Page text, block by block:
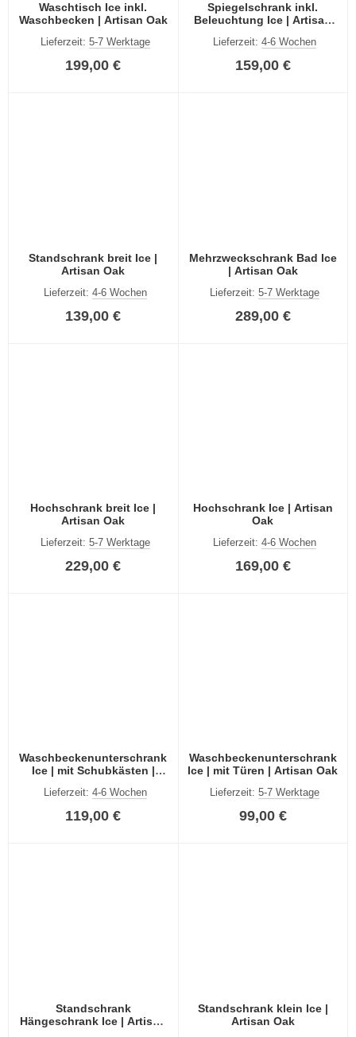
Waschtisch Ice inkl.
Waschbecken | Artisan Oak
Lieferzeit: 5-7 Werktage
199,00 €
Spiegelschrank inkl.
Beleuchtung Ice | Artisan
Lieferzeit:4-6 Wochen
159,00 €
Standschrank breit Ice |
Artisan Oak
Lieferzeit: 4-6 Wochen
139,00 €
Mehrzweckschrank Bad Ice
| Artisan Oak
Lieferzeit:5-7 Werktage
289,00 €
Hochschrank breit Ice |
Artisan Oak
Lieferzeit: 5-7 Werktage
229,00 €
Hochschrank Ice | Artisan
Oak
Lieferzeit:4-6 Wochen
169,00 €
Waschbeckenunterschrank
Ice | mit Schubkästen |
Lieferzeit: 4-6 Wochen
119,00 €
Waschbeckenunterschrank
Ice | mit Türen | Artisan Oak
Lieferzeit:5-7 Werktage
99,00 €
Standschrank
Hängeschrank Ice | Artisan
Standschrank klein Ice |
Artisan Oak